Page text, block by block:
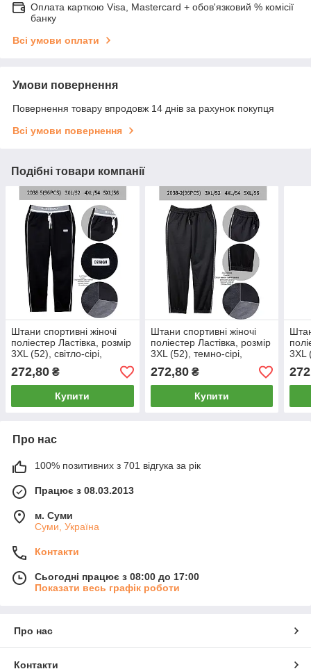
Оплата карткою Visa, Mastercard + обов'язковий % комісії
банку
Всі умови оплати
Умови повернення
Повернення товару впродовж 14 днів за рахунок покупця
Всі умови повернення
Подібні товари компанії
Штани спортивні жіночі
поліестер Ластівка, розмір
3XL (52), світло-сірі,
А2038-5
272,80 ₴
Купити
Штани спортивні жіночі
поліестер Ластівка, розмір
3XL (52), темно-сірі,
А2038-2
272,80₴
Купити
3XL
Про нас
100% позитивних з 701 відгука за рік
Працює з 08.03.2013
м. Суми
Суми, Україна
Контакти
Сьогодні працює з 08:00 до 17:00
Показати весь графік роботи
Про нас
Контакти